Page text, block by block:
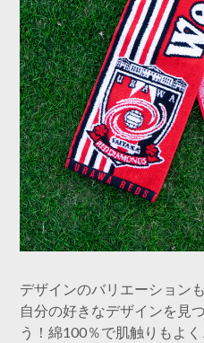
デザインのバリエーション
自分の好きなデザインを見
う！綿100％で肌触りもよ